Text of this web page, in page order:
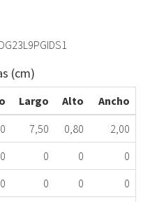
(cm)
Largo Alto
Ancho
7,50 0,80
2,00
0 0 0
0
0 0 0
0